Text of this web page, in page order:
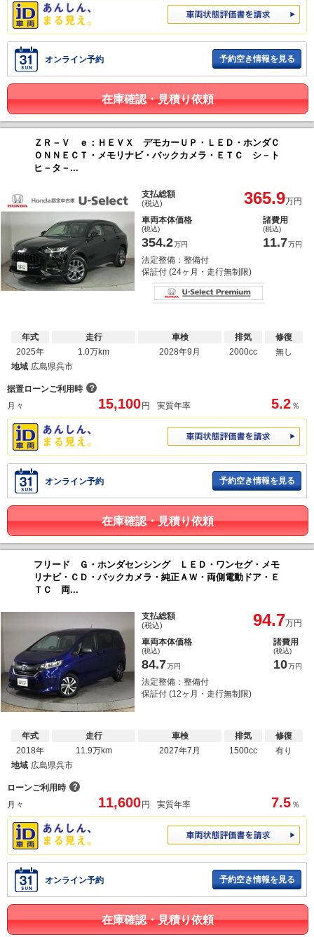
オンライン予約 予約空き情報を見る
在庫確認・見積り依頼
ＺＲ－Ｖ ｅ：ＨＥＶＸ デモカーＵＰ・ＬＥＤ・ホンダＣ
ＯＮＮＥＣＴ・メモリナビ・バックカメラ・ＥＴＣ シ－ト
ヒ－タ－...
支払総額
(税込) 365.9万円
車両本体価格
(税込)
354.2万円
諸費用
(税込)
11.7万円
法定整備：整備付
保証付 (24ヶ月・走行無制限)
年式
2025年
走行
1.0万km
車検
2028年9月
排気
2000cc
修復
無し
地域 広島県呉市
据置ローンご利用時 ？
月々
15,100円 実質年率 5.2 ％
オンライン予約 予約空き情報を見る
在庫確認・見積り依頼
フリード Ｇ・ホンダセンシング ＬＥＤ・ワンセグ・メモ
リナビ・ＣＤ・バックカメラ・純正ＡＷ・両側電動ドア・Ｅ
ＴＣ 両...
支払総額
(税込) 94.7万円
車両本体価格
(税込)
84.7万円
諸費用
(税込)
10万円
法定整備：整備付
保証付 (12ヶ月・走行無制限)
年式
2018年
走行
11.9万km
車検
2027年7月
排気
1500cc
修復
有り
地域 広島県呉市
ローンご利用時 ？
月々
11,600円 実質年率 7.5 ％
オンライン予約 予約空き情報を見る
在庫確認・見積り依頼